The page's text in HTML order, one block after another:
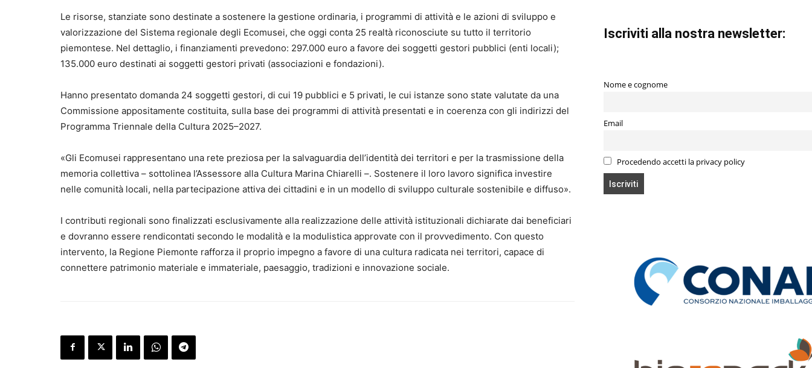
Le risorse, stanziate sono destinate a sostenere la gestione ordinaria, i programmi di attività e le azioni di sviluppo e
valorizzazione del Sistema regionale degli Ecomusei, che oggi conta 25 realtà riconosciute su tutto il territorio
piemontese. Nel dettaglio, i finanziamenti prevedono: 297.000 euro a favore dei soggetti gestori pubblici (enti locali);
135.000 euro destinati ai soggetti gestori privati (associazioni e fondazioni).
Hanno presentato domanda 24 soggetti gestori, di cui 19 pubblici e 5 privati, le cui istanze sono state valutate da una
Commissione appositamente costituita, sulla base dei programmi di attività presentati e in coerenza con gli indirizzi del
Programma Triennale della Cultura 2025–2027.
«Gli Ecomusei rappresentano una rete preziosa per la salvaguardia dell’identità dei territori e per la trasmissione della
memoria collettiva – sottolinea l’Assessore alla Cultura Marina Chiarelli –. Sostenere il loro lavoro significa investire
nelle comunità locali, nella partecipazione attiva dei cittadini e in un modello di sviluppo culturale sostenibile e diffuso».
I contributi regionali sono finalizzati esclusivamente alla realizzazione delle attività istituzionali dichiarate dai beneficiari
e dovranno essere rendicontati secondo le modalità e la modulistica approvate con il provvedimento. Con questo
intervento, la Regione Piemonte rafforza il proprio impegno a favore di una cultura radicata nei territori, capace di
connettere patrimonio materiale e immateriale, paesaggio, tradizioni e innovazione sociale.
Iscriviti alla nostra newsletter:
Nome e cognome
Email
Procedendo accetti la privacy policy